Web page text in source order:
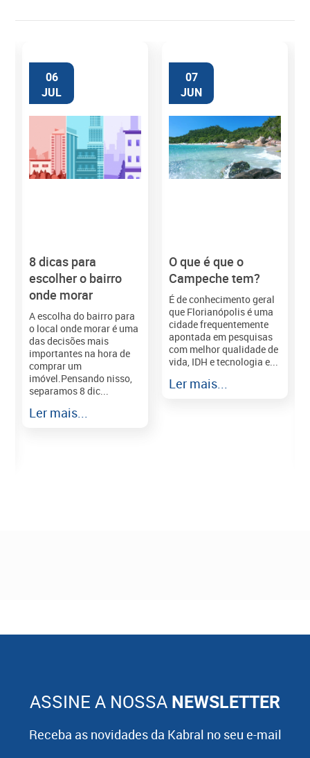
06
JUL
8 dicas para
escolher o bairro
onde morar
A escolha do bairro para
o local onde morar é uma
das decisões mais
importantes na hora de
comprar um
imóvel.Pensando nisso,
separamos 8 dic...
Ler mais...
07
JUN
O que é que o
Campeche tem?
É de conhecimento geral
que Florianópolis é uma
cidade frequentemente
apontada em pesquisas
com melhor qualidade de
vida, IDH e tecnologia e...
Ler mais...
ASSINE A NOSSA NEWSLETTER
Receba as novidades da Kabral no seu e-mail